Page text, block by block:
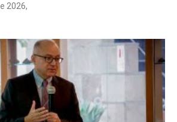
2026,